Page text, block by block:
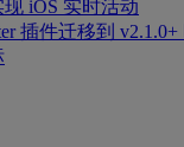
iOS 实时活动
插件迁移到